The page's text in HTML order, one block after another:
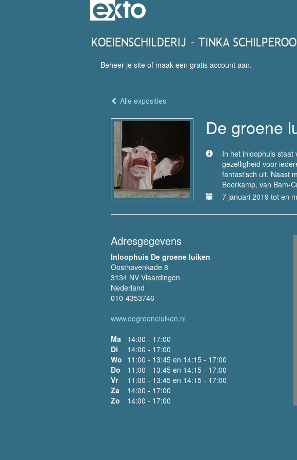
Beheer je site of maak een gratis account aan.
Alle exposities
De groene
In het inloophuis
gezelligheid voor
fantastisch uit. Naast
Boerkamp, van Bam-
7 januari 2019 tot en
Adresgegevens
Inloophuis De groene luiken
Oosthavenkade 8
3134 NV Vlaardingen
Nederland
010-4353746
www.degroeneluiken.nl
Ma
14:00 - 17:00
Di
14:00 - 17:00
Wo 11:00 - 13:45 en 14:15 - 17:00
Do
11:00 - 13:45 en 14:15 - 17:00
Vr
11:00 - 13:45 en 14:15 - 17:00
Za
14:00 - 17:00
Zo
14:00 - 17:00